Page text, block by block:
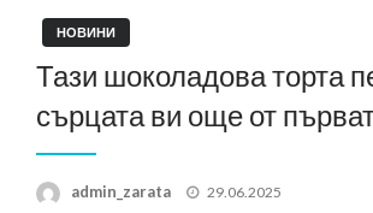
НОВИНИ
Тази шоколадова торта
сърцата ви още от
admin_zarata
Posted
29.06.2025